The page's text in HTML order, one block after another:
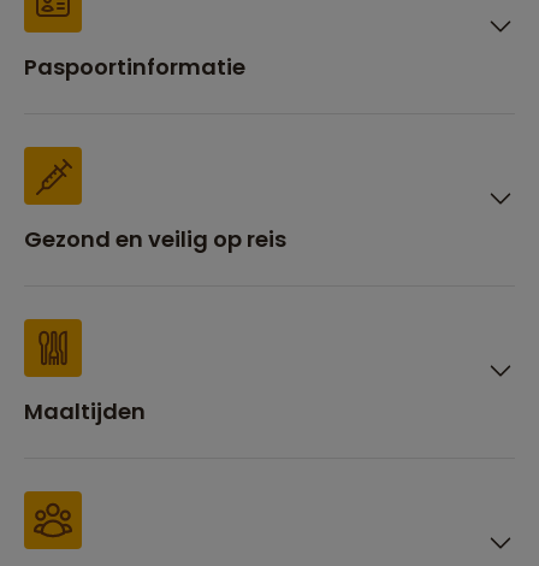
Paspoortinformatie
Gezond en veilig op reis
Maaltijden